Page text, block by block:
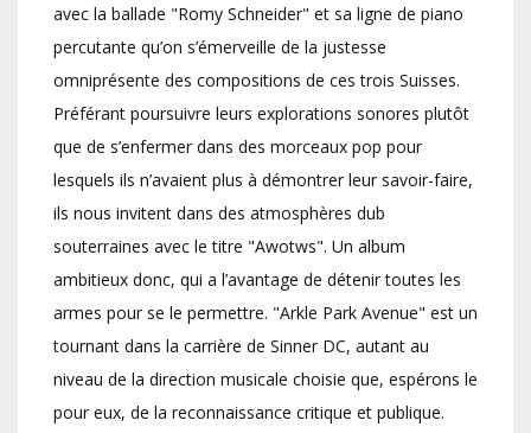
avec la ballade "Romy Schneider" et sa ligne de piano
percutante qu’on s’émerveille de la justesse
omniprésente des compositions de ces trois Suisses.
Préférant poursuivre leurs explorations sonores plutôt
que de s’enfermer dans des morceaux pop pour
lesquels ils n’avaient plus à démontrer leur savoir-faire,
ils nous invitent dans des atmosphères dub
souterraines avec le titre "Awotws". Un album
ambitieux donc, qui a l’avantage de détenir toutes les
armes pour se le permettre. "Arkle Park Avenue" est un
tournant dans la carrière de Sinner DC, autant au
niveau de la direction musicale choisie que, espérons le
pour eux, de la reconnaissance critique et publique.